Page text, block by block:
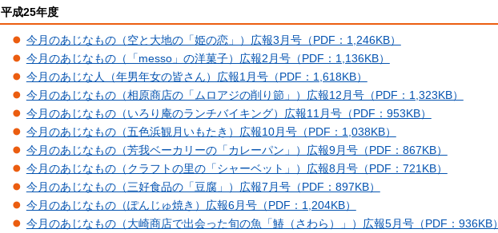
平成25年度
今月のあじなもの（空と大地の「姫の恋」）広報3月号（PDF：1,246KB）
今月のあじなもの（「messo」の洋菓子）広報2月号（PDF：1,136KB）
今月のあじな人（年男年女の皆さん）広報1月号（PDF：1,618KB）
今月のあじなもの（相原商店の「ムロアジの削り節」）広報12月号（PDF：1,323KB）
今月のあじなもの（いろり庵のランチバイキング）広報11月号（PDF：953KB）
今月のあじなもの（五色浜観月いもたき）広報10月号（PDF：1,038KB）
今月のあじなもの（芳我ベーカリーの「カレーパン」）広報9月号（PDF：867KB）
今月のあじなもの（クラフトの里の「シャーベット」）広報8月号（PDF：721KB）
今月のあじなもの（三好食品の「豆腐」）広報7月号（PDF：897KB）
今月のあじなもの（ぽんじゅ焼き）広報6月号（PDF：1,204KB）
今月のあじなもの（大崎商店で出会った旬の魚「鰆（さわら）」）広報5月号（PDF：936KB）